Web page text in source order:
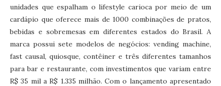
unidades que espalham o lifestyle carioca por meio de um
cardápio que oferece mais de 1000 combinações de pratos,
bebidas e sobremesas em diferentes estados do Brasil. A
marca possui sete modelos de negócios: vending machine,
fast causal, quiosque, contêiner e três diferentes tamanhos
para bar e restaurante, com investimentos que variam entre
R$ 35 mil a R$ 1.335 milhão. Com o lançamento apresentado